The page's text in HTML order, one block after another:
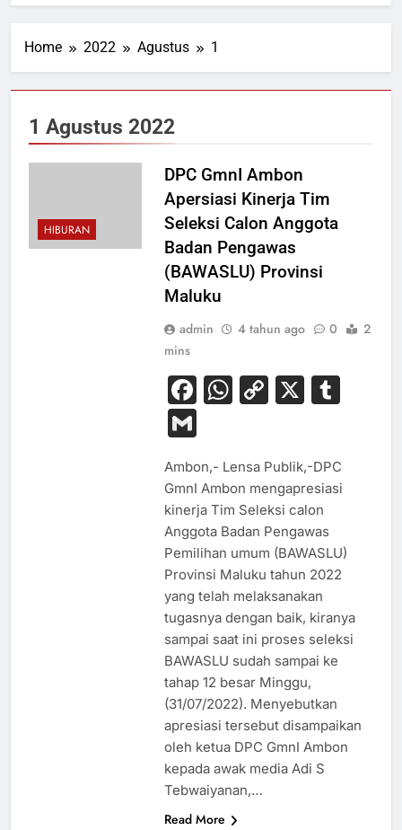
Home 2022 Agustus 1
1 Agustus 2022
HIBURAN
DPC GmnI Ambon
Apersiasi Kinerja Tim
Seleksi Calon Anggota
Badan Pengawas
(BAWASLU) Provinsi
Maluku
admin 4 tahun ago 0
2
mins
Facebook
WhatsApp
Copy
X
Gmail
Ambon,- Lensa Publik,-DPC
GmnI Ambon mengapresiasi
kinerja Tim Seleksi calon
Anggota Badan Pengawas
Pemilihan umum (BAWASLU)
Provinsi Maluku tahun 2022
yang telah melaksanakan
tugasnya dengan baik, kiranya
sampai saat ini proses seleksi
BAWASLU sudah sampai ke
tahap 12 besar Minggu,
(31/07/2022). Menyebutkan
apresiasi tersebut disampaikan
oleh ketua DPC GmnI Ambon
kepada awak media Adi S
Tebwaiyanan,…
Read More